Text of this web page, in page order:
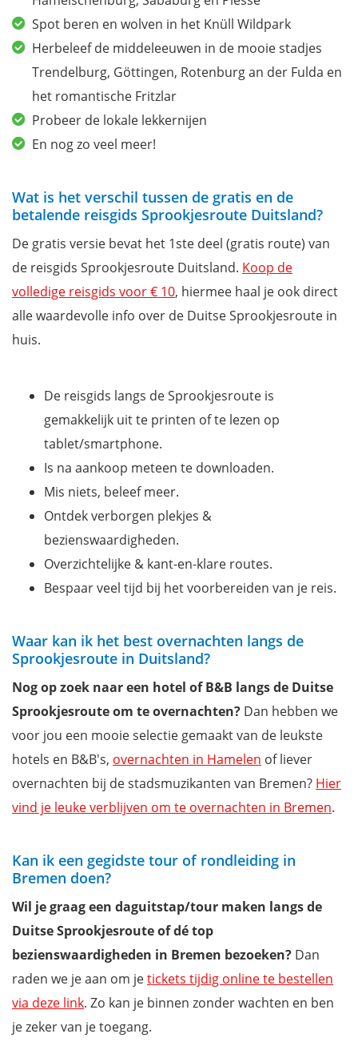
Spot beren en wolven in het Knüll Wildpark
Herbeleef de middeleeuwen in de mooie stadjes
Trendelburg, Göttingen, Rotenburg an der Fulda en
het romantische Fritzlar
Probeer de lokale lekkernijen
En nog zo veel meer!
Wat is het verschil tussen de gratis en de
betalende reisgids Sprookjesroute Duitsland?
De gratis versie bevat het 1ste deel (gratis route) van
de reisgids Sprookjesroute Duitsland. Koop de
volledige reisgids voor € 10, hiermee haal je ook direct
alle waardevolle info over de Duitse Sprookjesroute in
huis.
De reisgids langs de Sprookjesroute is
gemakkelijk uit te printen of te lezen op
tablet/smartphone.
Is na aankoop meteen te downloaden.
Mis niets, beleef meer.
Ontdek verborgen plekjes &
bezienswaardigheden.
Overzichtelijke & kant-en-klare routes.
Bespaar veel tijd bij het voorbereiden van je reis.
Waar kan ik het best overnachten langs de
Sprookjesroute in Duitsland?
Nog op zoek naar een hotel of B&B langs de Duitse
Sprookjesroute om te overnachten? Dan hebben we
voor jou een mooie selectie gemaakt van de leukste
hotels en B&B's, overnachten in Hamelen of liever
overnachten bij de stadsmuzikanten van Bremen? Hier
vind je leuke verblijven om te overnachten in Bremen.
Kan ik een gegidste tour of rondleiding in
Bremen doen?
Wil je graag een daguitstap/tour maken langs de
Duitse Sprookjesroute of dé top
bezienswaardigheden in Bremen bezoeken? Dan
raden we je aan om jetickets tijdig online te bestellen
via deze link. Zo kan je binnen zonder wachten en ben
je zeker van je toegang.